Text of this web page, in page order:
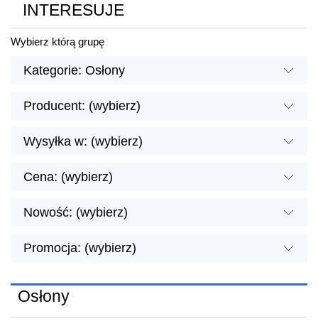
INTERESUJE
Wybierz którą grupę
Kategorie: Osłony
Producent: (wybierz)
Wysyłka w: (wybierz)
Cena: (wybierz)
Nowość: (wybierz)
Promocja: (wybierz)
Osłony